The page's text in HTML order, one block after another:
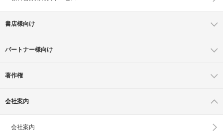
書店様向け
パートナー様向け
著作権
会社案内
会社案内